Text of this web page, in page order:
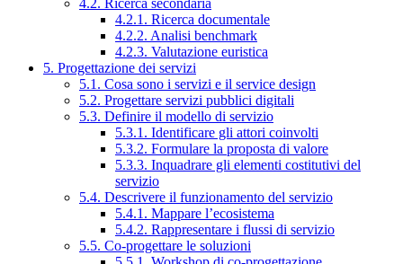
4.2.1. Ricerca documentale
4.2.2. Analisi benchmark
4.2.3. Valutazione euristica
5. Progettazione dei servizi
5.1. Cosa sono i servizi e il service design
5.2. Progettare servizi pubblici digitali
5.3. Definire il modello di servizio
5.3.1. Identificare gli attori coinvolti
5.3.2. Formulare la proposta di valore
5.3.3. Inquadrare gli elementi costitutivi del
servizio
5.4. Descrivere il funzionamento del servizio
5.4.1. Mappare l’ecosistema
5.4.2. Rappresentare i flussi di servizio
5.5. Co-progettare le soluzioni